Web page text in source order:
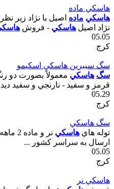
هاسکي ماده
هاسکي ماده اصيل با نژاد زير
نژاد اصيل هاسکي - فروش
05.05
کرج
سگ سيبرين هاسکي اسکيمو
سگ هاسکي معمولاً بصورت دو
قرمز و سفيد - نارنجي و سفيد
05.29
کرج
سگ هاسکي
توله هاي هاسکي
نر و
ارسال به سراسر کشور ...
05.05
کرج
هاسکي نر